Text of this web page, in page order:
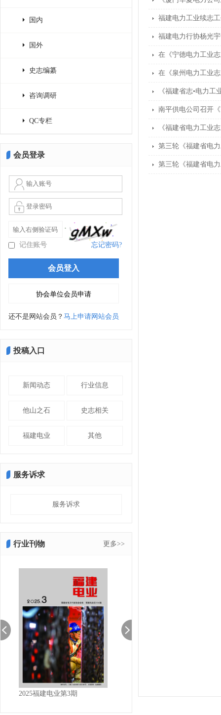
国内
国外
史志编纂
咨询调研
QC专栏
会员登录
记住账号 忘记密码?
还不是网站会员？ 马上申请网站会员
投稿入口
新闻动态 行业信息
他山之石 史志相关
福建电业 其他
服务诉求
服务诉求
更多>>
行业刊物
2025福建电业第3期
福建电力工业续志
福建电力行协杨光
在《宁德电力工业
在《泉州电力工业
《福建省志•电力工
南平供电公司召开
《福建省电力工业
第三轮《福建省电
第三轮《福建省电